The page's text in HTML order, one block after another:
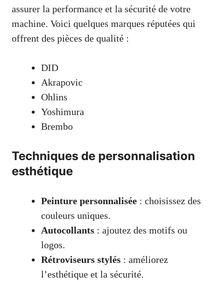
assurer la performance et la sécurité de votre
machine. Voici quelques marques réputées qui
offrent des pièces de qualité :
DID
Akrapovic
Ohlins
Yoshimura
Brembo
Techniques de personnalisation
esthétique
Peinture personnalisée : choisissez des
couleurs uniques.
Autocollants : ajoutez des motifs ou
logos.
Rétroviseurs stylés : améliorez
l’esthétique et la sécurité.